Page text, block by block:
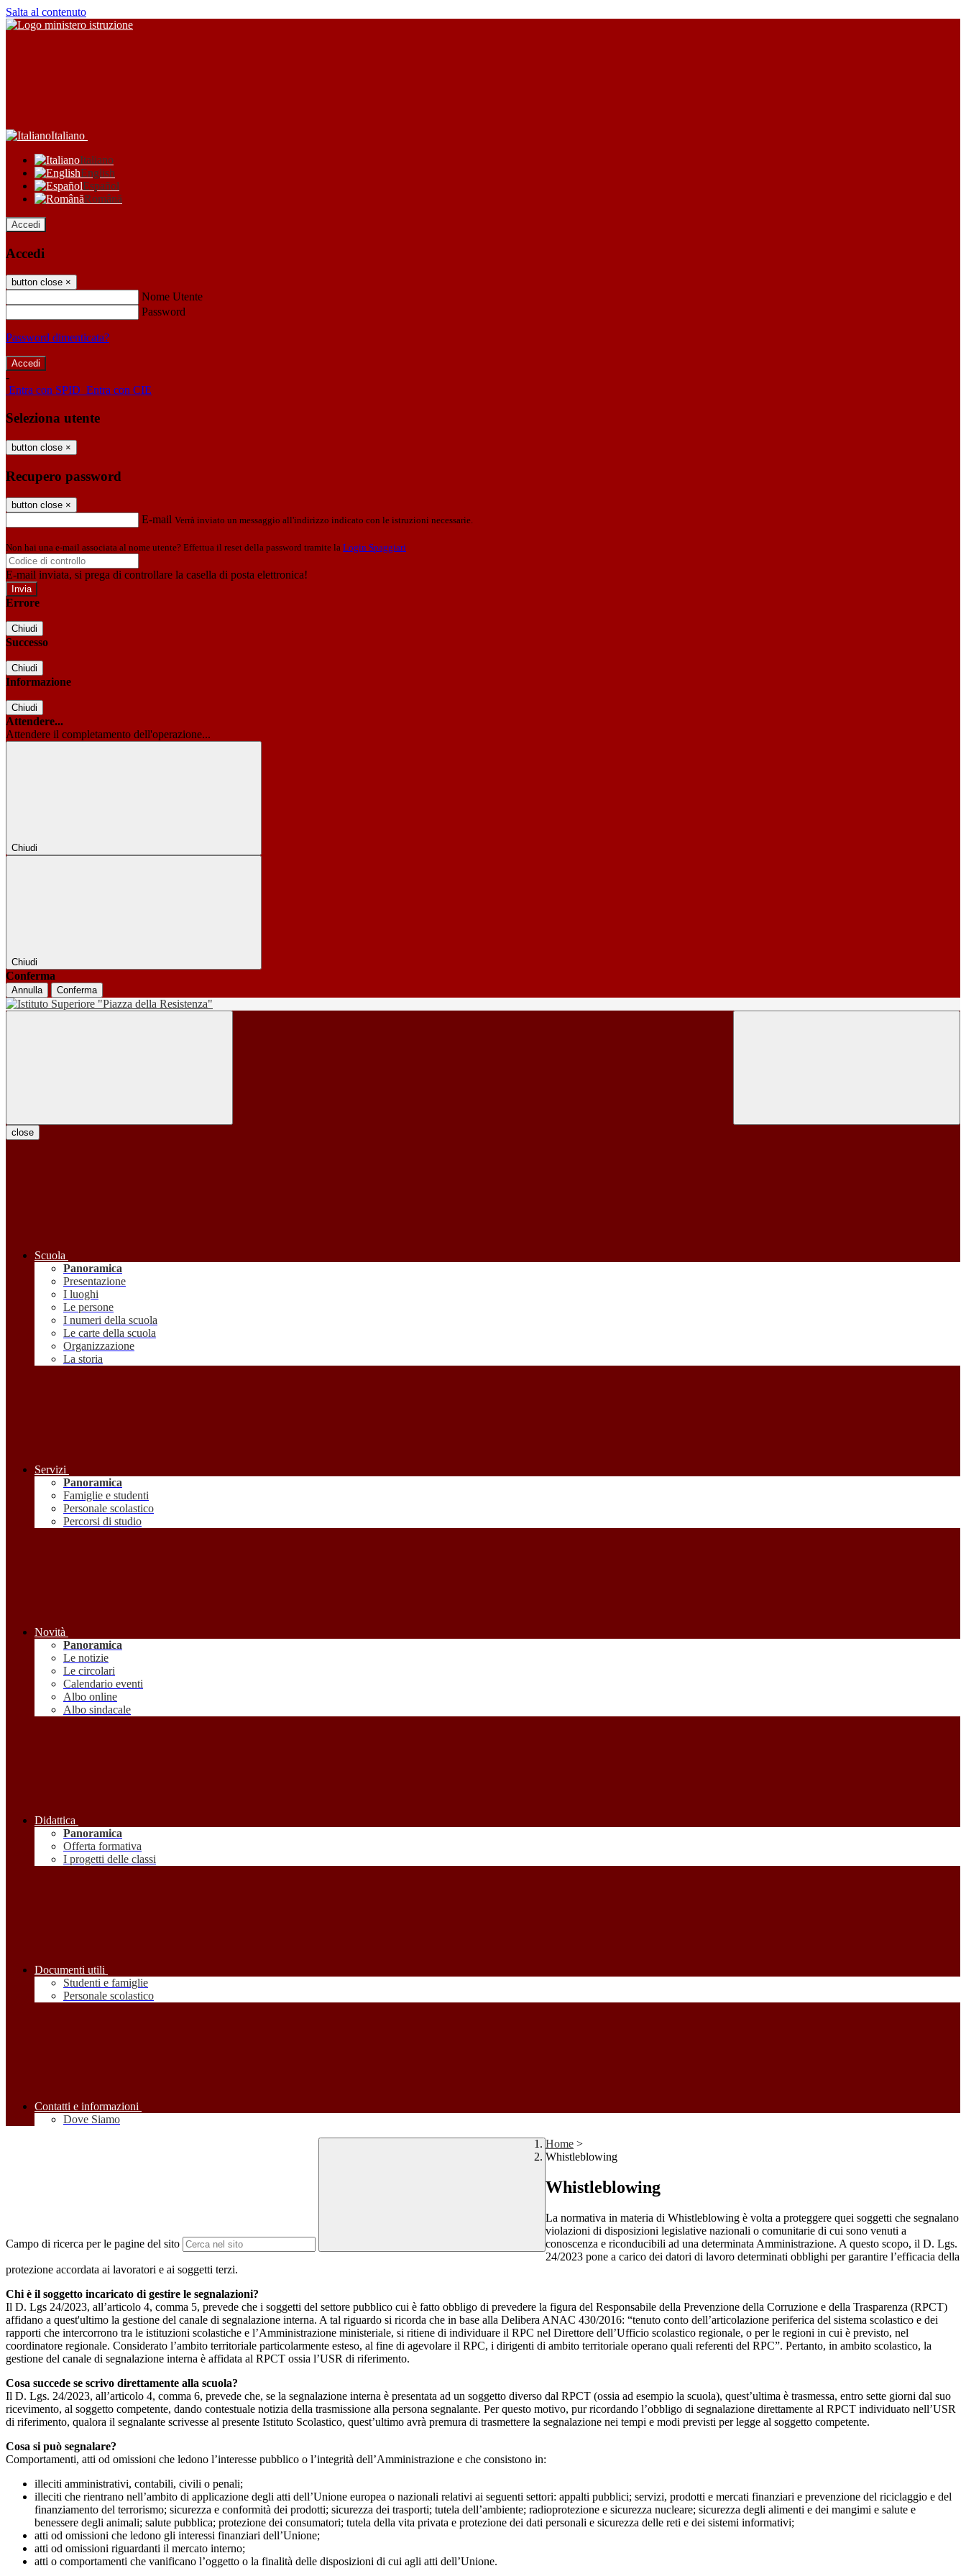
Salta al contenuto
Italiano
Italiano
English
Español
Română
Accedi
Accedi
button close ×
Nome Utente
Password
Password dimenticata?
-
Entra con SPID Entra con CIE
Seleziona utente
button close ×
Recupero password
button close ×
E-mail Verrà inviato un messaggio all'indirizzo indicato con le istruzioni necessarie.
Non hai una e-mail associata al nome utente? Effettua il reset della password tramite la Login Spaggiari
E-mail inviata, si prega di controllare la casella di posta elettronica!
Errore
Chiudi
Successo
Chiudi
Informazione
Chiudi
Attendere...
Attendere il completamento dell'operazione...
Chiudi
Chiudi
Conferma
Annulla Conferma
close
Scuola
Panoramica
Presentazione
I luoghi
Le persone
I numeri della scuola
Le carte della scuola
Organizzazione
La storia
Servizi
Panoramica
Famiglie e studenti
Personale scolastico
Percorsi di studio
Novità
Panoramica
Le notizie
Le circolari
Calendario eventi
Albo online
Albo sindacale
Didattica
Panoramica
Offerta formativa
I progetti delle classi
Documenti utili
Studenti e famiglie
Personale scolastico
Contatti e informazioni
Dove Siamo
Campo di ricerca per le pagine del sito
Home >
Whistleblowing
Whistleblowing
La normativa in materia di Whistleblowing è volta a proteggere quei soggetti che segnalano
violazioni di disposizioni legislative nazionali o comunitarie di cui sono venuti a
conoscenza e riconducibili ad una determinata Amministrazione. A questo scopo, il D. Lgs.
24/2023 pone a carico dei datori di lavoro determinati obblighi per garantire l’efficacia della
protezione accordata ai lavoratori e ai soggetti terzi.
Chi è il soggetto incaricato di gestire le segnalazioni?
Il D. Lgs 24/2023, all’articolo 4, comma 5, prevede che i soggetti del settore pubblico cui è fatto obbligo di prevedere la figura del Responsabile della Prevenzione della Corruzione e della Trasparenza (RPCT)
affidano a quest'ultimo la gestione del canale di segnalazione interna. A tal riguardo si ricorda che in base alla Delibera ANAC 430/2016: “tenuto conto dell’articolazione periferica del sistema scolastico e dei
rapporti che intercorrono tra le istituzioni scolastiche e l’Amministrazione ministeriale, si ritiene di individuare il RPC nel Direttore dell’Ufficio scolastico regionale, o per le regioni in cui è previsto, nel
coordinatore regionale. Considerato l’ambito territoriale particolarmente esteso, al fine di agevolare il RPC, i dirigenti di ambito territoriale operano quali referenti del RPC”. Pertanto, in ambito scolastico, la
gestione del canale di segnalazione interna è affidata al RPCT ossia l’USR di riferimento.
Cosa succede se scrivo direttamente alla scuola?
Il D. Lgs. 24/2023, all’articolo 4, comma 6, prevede che, se la segnalazione interna è presentata ad un soggetto diverso dal RPCT (ossia ad esempio la scuola), quest’ultima è trasmessa, entro sette giorni dal suo
ricevimento, al soggetto competente, dando contestuale notizia della trasmissione alla persona segnalante. Per questo motivo, pur ricordando l’obbligo di segnalazione direttamente al RPCT individuato nell’USR
di riferimento, qualora il segnalante scrivesse al presente Istituto Scolastico, quest’ultimo avrà premura di trasmettere la segnalazione nei tempi e modi previsti per legge al soggetto competente.
Cosa si può segnalare?
Comportamenti, atti od omissioni che ledono l’interesse pubblico o l’integrità dell’Amministrazione e che consistono in:
illeciti amministrativi, contabili, civili o penali;
illeciti che rientrano nell’ambito di applicazione degli atti dell’Unione europea o nazionali relativi ai seguenti settori: appalti pubblici; servizi, prodotti e mercati finanziari e prevenzione del riciclaggio e del
finanziamento del terrorismo; sicurezza e conformità dei prodotti; sicurezza dei trasporti; tutela dell’ambiente; radioprotezione e sicurezza nucleare; sicurezza degli alimenti e dei mangimi e salute e
benessere degli animali; salute pubblica; protezione dei consumatori; tutela della vita privata e protezione dei dati personali e sicurezza delle reti e dei sistemi informativi;
atti od omissioni che ledono gli interessi finanziari dell’Unione;
atti od omissioni riguardanti il mercato interno;
atti o comportamenti che vanificano l’oggetto o la finalità delle disposizioni di cui agli atti dell’Unione.